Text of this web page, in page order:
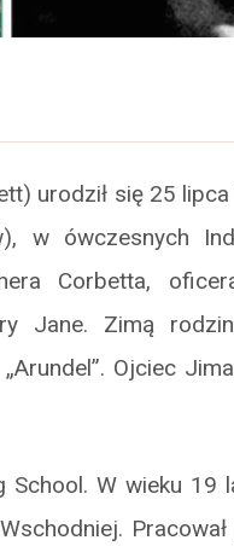
urodził się 25
w ówczesnych
Corbetta,
Jane. Zimą
Ojciec
W wieku 19